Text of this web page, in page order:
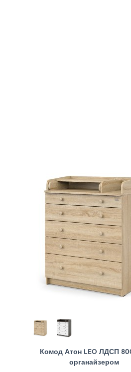
Комод Атон LEO ЛДСП
органайзером